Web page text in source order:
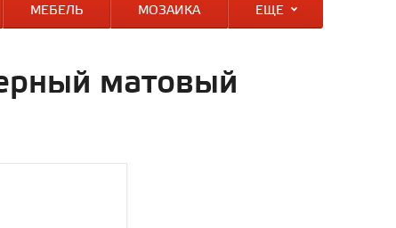
МЕБЕЛЬ МОЗАИКА ЕЩЕ
матовый